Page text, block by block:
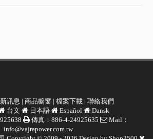
訊息 | 商品櫥窗 | 檔案下載 | 聯絡我們
台文 日本語 Español
Dansk
傳真：886-4-24925635
Mail：
info@vajrapower.com.tw